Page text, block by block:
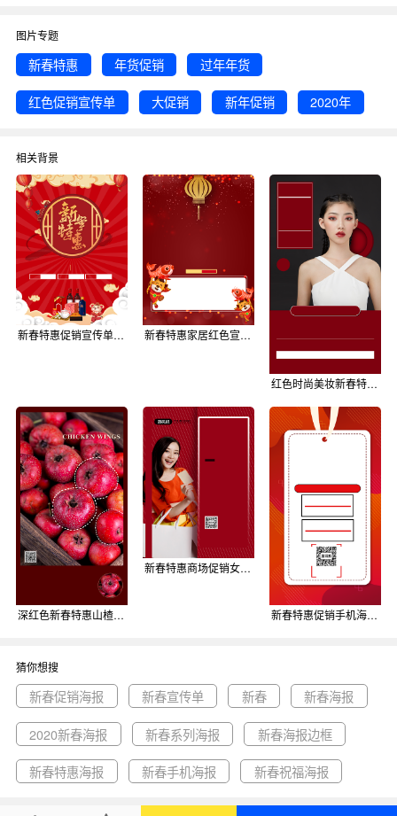
比较感兴趣，赶快点击编辑吧！
图片专题
新春特惠 年货促销 过年年货
红色促销宣传单 大促销 新年促销 2020年
相关背景
新春特惠促销宣传单海报背景 新春特惠家居红色宣传单背景
红色时尚美妆新春特惠美妆爆品促销海报背景
深红色新春特惠山楂之恋美食促销海报背景
新春特惠商场促销女性实景印刷海报背景
新春特惠促销手机海报背景
猜你想搜
新春促销海报 新春宣传单 新春 新春海报
2020新春海报 新春系列海报 新春海报边框
新春特惠海报 新春手机海报 新春祝福海报